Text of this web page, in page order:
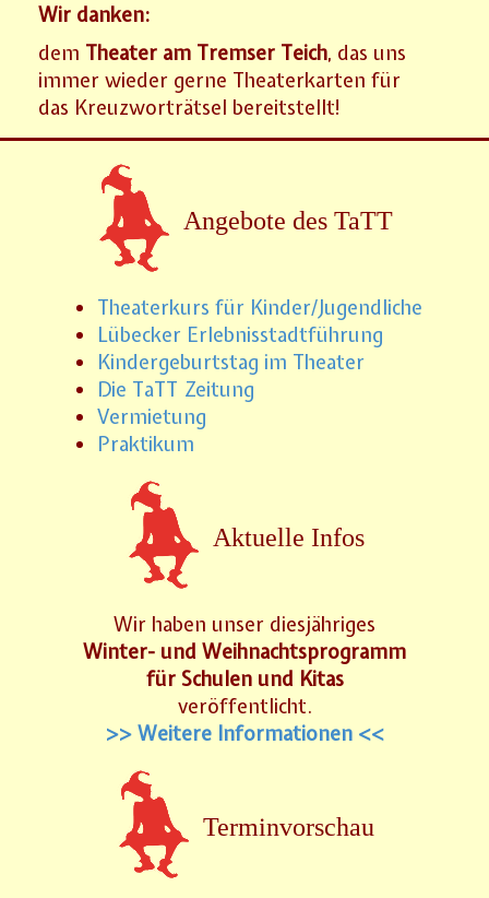
Wir danken:
dem Theater am Tremser Teich, das uns
immer wieder gerne Theaterkarten für
das Kreuzworträtsel bereitstellt!
Angebote des TaTT
Theaterkurs für Kinder/Jugendliche
Lübecker Erlebnisstadtführung
Kindergeburtstag im Theater
Die TaTT Zeitung
Vermietung
Praktikum
Aktuelle Infos
Wir haben unser diesjähriges
Winter- und Weihnachtsprogramm
für Schulen und Kitas
veröffentlicht.
>> Weitere Informationen <<
Terminvorschau